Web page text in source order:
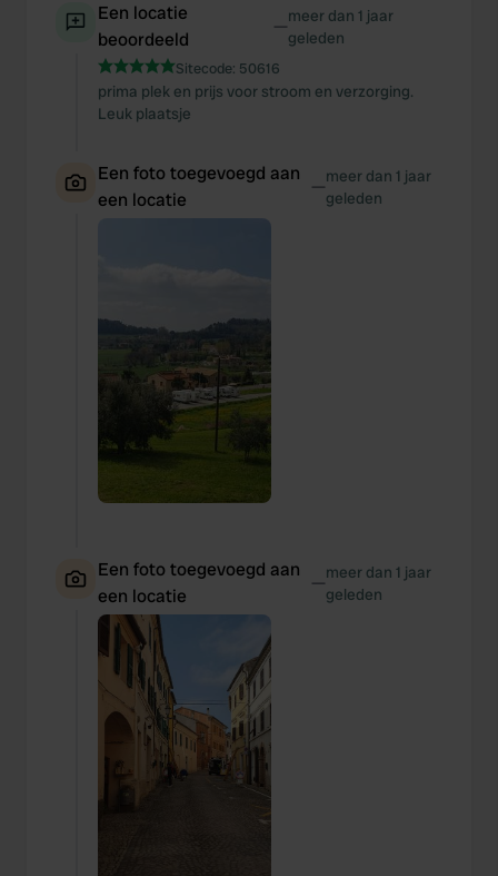
Een locatie
beoordeeld
—meer dan 1 jaar
geleden
Sitecode: 50616
prima plek en prijs voor stroom en verzorging.
Leuk plaatsje
Een foto toegevoegd aan
een locatie
—meer dan 1 jaar
geleden
Een foto toegevoegd aan
een locatie
—meer dan 1 jaar
geleden